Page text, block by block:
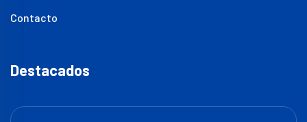
Contacto
Destacados